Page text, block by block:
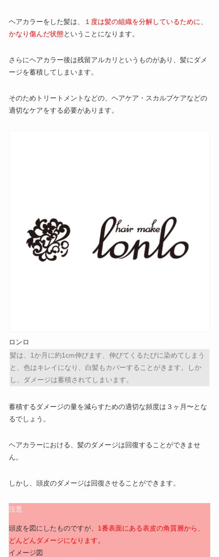
ヘアカラーをした髪は、
１度は髪の組織を分解しているために、
かなり傷んだ状態ということになります。
さらにヘアカラー後は残留アルカリというものがあり、髪にダメ
ージを蓄積してしまいます。
そのためトリートメントなどの、ヘアケア・スカルプケアなどの
適切なケアをする必要があります。
ロンロ
髪は、1か月に約1cm伸びます、伸びてくるたびに染めてしまう
と、色はキレイになり、白髪もカバーすることがきます。しか
し、ダメージは蓄積されてしまいます。
蓄積するダメージの量を減らすための適切な頻度は３ヶ月〜とな
るでしょう。
ヘアカラーにおける、髪のダメージは回復することができませ
ん。
しかし、頭皮のダメージは回復させることができます。
注意
頭皮を図にしたものですが、 1番表面にある表皮の角質層から、
どんどんダメージになります。
イメージ図